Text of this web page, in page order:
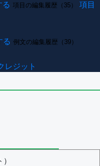
項目の編集履歴（35）
項目
る 例文の編集履歴（39）
レジット